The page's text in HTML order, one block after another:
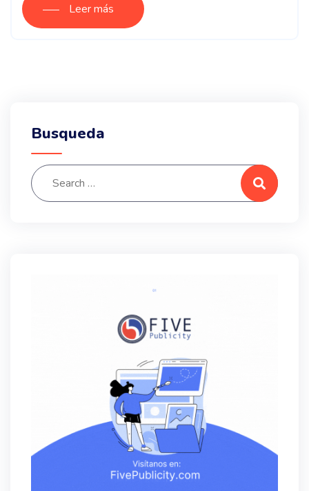
Leer más
Busqueda
Search for:
Search